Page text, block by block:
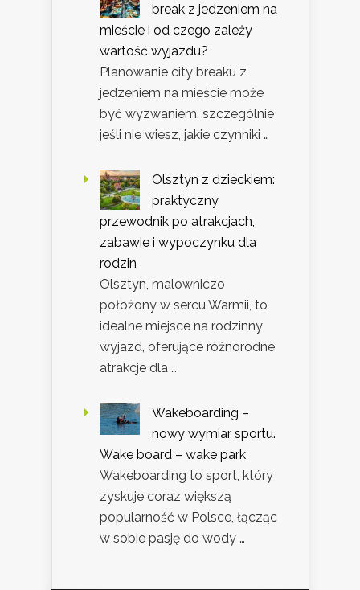
break z jedzeniem na
mieście i od czego zależy
wartość wyjazdu?
Planowanie city breaku z
jedzeniem na mieście może
być wyzwaniem, szczególnie
jeśli nie wiesz, jakie czynniki …
Olsztyn z dzieckiem:
praktyczny
przewodnik po atrakcjach,
zabawie i wypoczynku dla
rodzin
Olsztyn, malowniczo
położony w sercu Warmii, to
idealne miejsce na rodzinny
wyjazd, oferujące różnorodne
atrakcje dla …
Wakeboarding –
nowy wymiar sportu.
Wake board – wake park
Wakeboarding to sport, który
zyskuje coraz większą
popularność w Polsce, łącząc
w sobie pasję do wody …